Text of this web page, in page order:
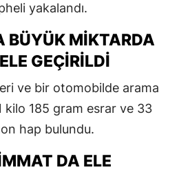
yakalandı.
BÜYÜK MIKTARDA
GEÇIRILDI
ve bir otomobilde arama
kilo 185 gram esrar ve 33
hap bulundu.
DA ELE